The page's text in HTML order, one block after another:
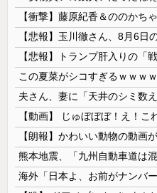
この夏菜がシコすぎるｗｗｗｗ